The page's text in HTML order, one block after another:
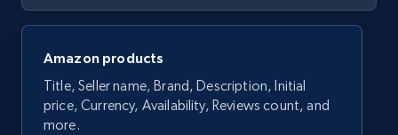
Amazon products
Title, Seller name, Brand, Description, Initial
price, Currency, Availability, Reviews count, and
more.